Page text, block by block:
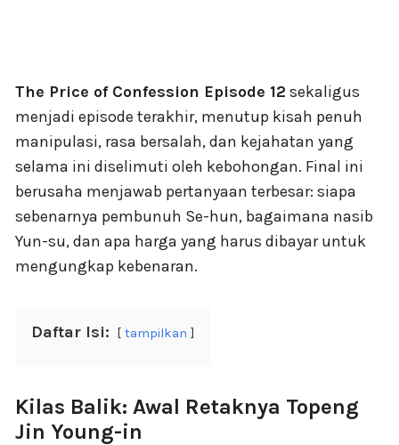
The Price of Confession Episode 12 sekaligus
menjadi episode terakhir, menutup kisah penuh
manipulasi, rasa bersalah, dan kejahatan yang
selama ini diselimuti oleh kebohongan. Final ini
berusaha menjawab pertanyaan terbesar: siapa
sebenarnya pembunuh Se-hun, bagaimana nasib
Yun-su, dan apa harga yang harus dibayar untuk
mengungkap kebenaran.
Daftar Isi: tampilkan
Kilas Balik: Awal Retaknya Topeng
Jin Young-in